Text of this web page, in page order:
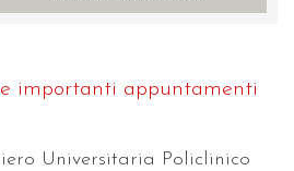
importanti appuntamenti
Universitaria Policlinico